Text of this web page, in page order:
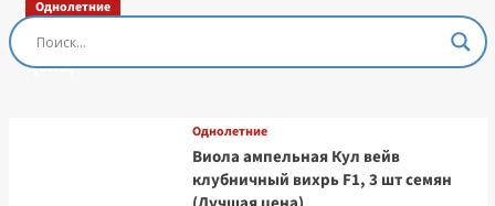
Однолетние
Остеоспермум Пэшн Роуз, 3 шт семян (Лучшая
цена)
Однолетние
Виола ампельная Кул вейв
клубничный вихрь F1, 3 шт семян